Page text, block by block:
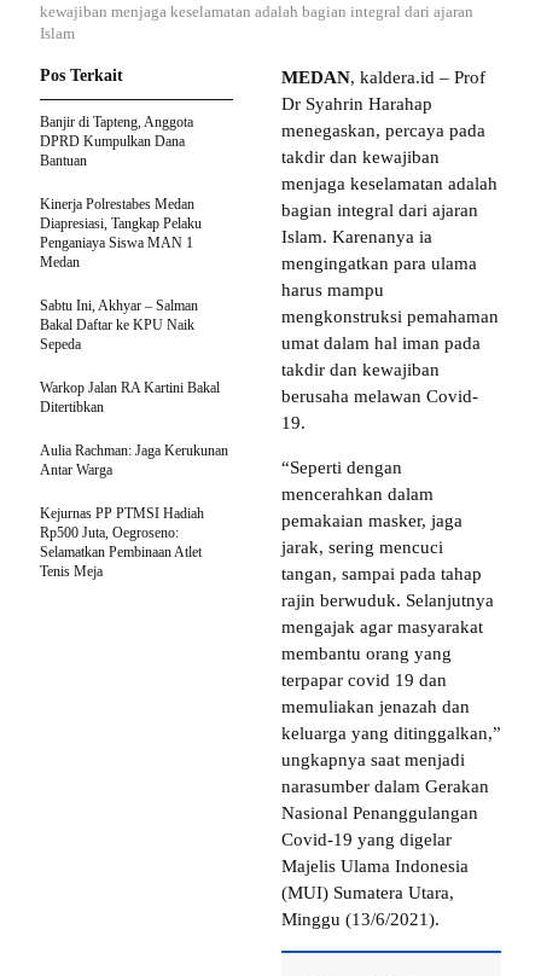
kewajiban menjaga keselamatan adalah bagian integral dari ajaran
Islam
MEDAN, kaldera.id – Prof
Dr Syahrin Harahap
menegaskan, percaya pada
takdir dan kewajiban
menjaga keselamatan adalah
bagian integral dari ajaran
Islam. Karenanya ia
mengingatkan para ulama
harus mampu
mengkonstruksi pemahaman
umat dalam hal iman pada
takdir dan kewajiban
berusaha melawan Covid-
19.
“Seperti dengan
mencerahkan dalam
pemakaian masker, jaga
jarak, sering mencuci
tangan, sampai pada tahap
rajin berwuduk. Selanjutnya
mengajak agar masyarakat
membantu orang yang
terpapar covid 19 dan
memuliakan jenazah dan
keluarga yang ditinggalkan,”
ungkapnya saat menjadi
narasumber dalam Gerakan
Nasional Penanggulangan
Covid-19 yang digelar
Majelis Ulama Indonesia
(MUI) Sumatera Utara,
Minggu (13/6/2021).
Pos Terkait
Banjir di Tapteng, Anggota
DPRD Kumpulkan Dana
Bantuan
Kinerja Polrestabes Medan
Diapresiasi, Tangkap Pelaku
Penganiaya Siswa MAN 1
Medan
Sabtu Ini, Akhyar – Salman
Bakal Daftar ke KPU Naik
Sepeda
Warkop Jalan RA Kartini Bakal
Ditertibkan
Aulia Rachman: Jaga Kerukunan
Antar Warga
Kejurnas PP PTMSI Hadiah
Rp500 Juta, Oegroseno:
Selamatkan Pembinaan Atlet
Tenis Meja